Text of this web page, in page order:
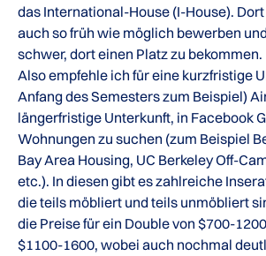
das International-House (I-House).
auch so früh wie möglich bewerben
schwer, dort einen Platz zu bekommen.
Also empfehle ich für eine kurzfristige
Anfang des Semesters zum Beispiel)
längerfristige Unterkunft, in Facebook
Wohnungen zu suchen (zum Beispiel
Bay Area Housing, UC Berkeley Off-
etc.). In diesen gibt es zahlreiche
die teils möbliert und teils unmöbliert
die Preise für ein Double von $700-
$1100-1600, wobei auch nochmal